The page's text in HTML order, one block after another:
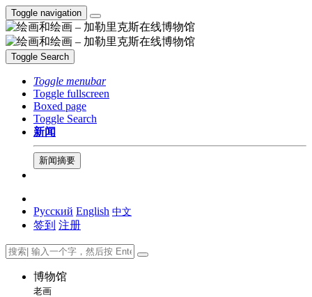
Toggle navigation
Toggle Search
Toggle menubar
Toggle fullscreen
Boxed page
Toggle Search
新闻
新闻摘要
Русский English 中文
签到 注册
博物馆
老画